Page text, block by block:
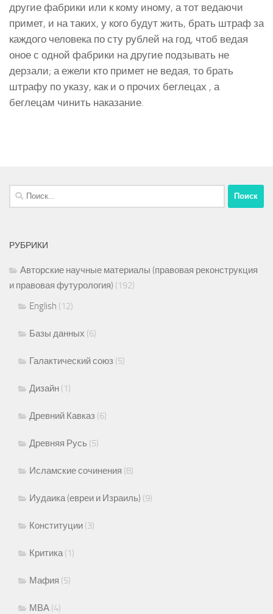
другие фабрики или к кому иному, а тот ведаючи
примет, и на таких, у кого будут жить, брать штраф за
каждого человека по сту рублей на год, чтоб ведая
оное с одной фабрики на другие подзывать не
дерзали; а ежели кто примет не ведая, то брать
штрафу по указу, как и о прочих беглецах , а
беглецам чинить наказание.
Найти:
РУБРИКИ
Авторские научные материалы (правовая реконструкция
и правовая футурология) (192)
English (12)
Базы данных (6)
Галактический союз (5)
Дизайн (1)
Древний Кавказ (6)
Древняя Русь (5)
Исламские сочинения (8)
Иудаика (евреи и Израиль) (9)
Конституции (3)
Критика(1)
Мафия (5)
МВА (4)